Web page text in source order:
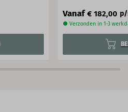
Vanaf € 182,00
● Verzonden in 1-3